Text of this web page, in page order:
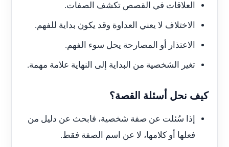
العلاقات في القصص تكشف الصفات.
الاختلاف لا يعني العداوة وقد يكون بداية للفهم.
الاعتذار أو المصارحة يحل سوء الفهم.
تغير الشخصية من البداية إلى النهاية علامة مهمة.
كيف نحل أسئلة القصة؟
إذا سُئلت عن صفة شخصية، فابحث عن دليل من
فعلها أو كلامها، لا عن اسم الصفة فقط.